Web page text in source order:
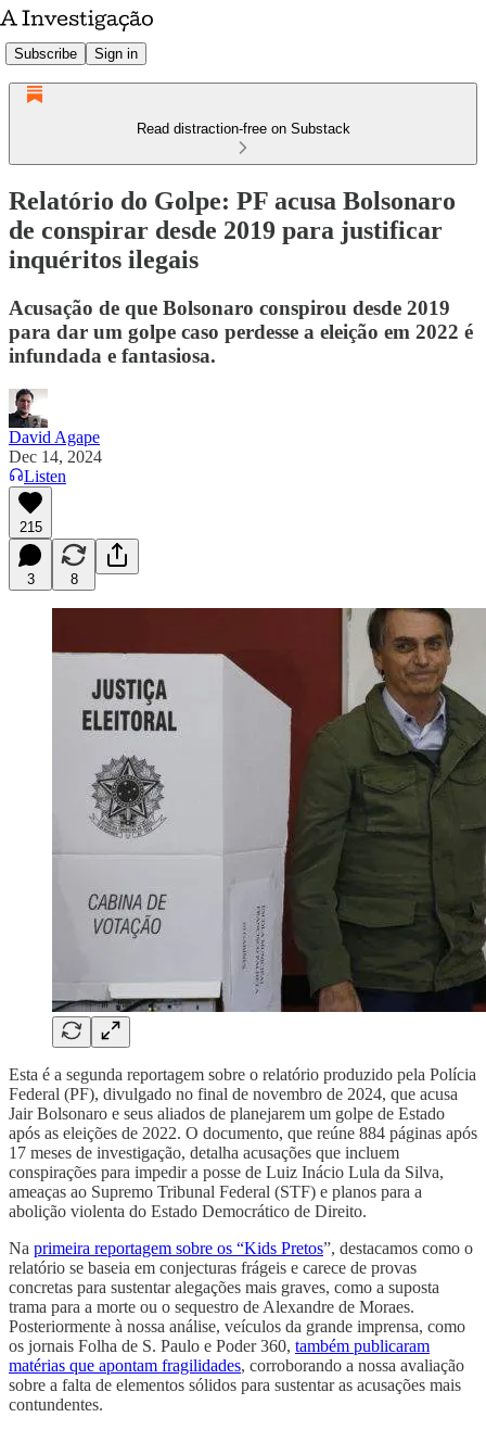
Subscribe Sign in
Read distraction-free on Substack
Relatório do Golpe: PF acusa Bolsonaro
de conspirar desde 2019 para justificar
inquéritos ilegais
Acusação de que Bolsonaro conspirou desde 2019
para dar um golpe caso perdesse a eleição em 2022 é
infundada e fantasiosa.
David Agape
Dec 14, 2024
Listen
215
3 8
Esta é a segunda reportagem sobre o relatório produzido pela Polícia
Federal (PF), divulgado no final de novembro de 2024, que acusa
Jair Bolsonaro e seus aliados de planejarem um golpe de Estado
após as eleições de 2022. O documento, que reúne 884 páginas após
17 meses de investigação, detalha acusações que incluem
conspirações para impedir a posse de Luiz Inácio Lula da Silva,
ameaças ao Supremo Tribunal Federal (STF) e planos para a
abolição violenta do Estado Democrático de Direito.
Na primeira reportagem sobre os “Kids Pretos”, destacamos como o
relatório se baseia em conjecturas frágeis e carece de provas
concretas para sustentar alegações mais graves, como a suposta
trama para a morte ou o sequestro de Alexandre de Moraes.
Posteriormente à nossa análise, veículos da grande imprensa, como
os jornais Folha de S. Paulo e Poder 360, também publicaram
matérias que apontam fragilidades, corroborando a nossa avaliação
sobre a falta de elementos sólidos para sustentar as acusações mais
contundentes.